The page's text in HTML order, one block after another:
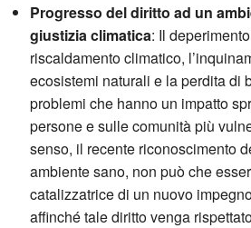
Progresso del diritto ad un
giustizia climatica: Il
riscaldamento climatico,
ecosistemi naturali e la perdita di
problemi che hanno un impatto
persone e sulle comunità più
senso, il recente riconoscimento
ambiente sano, non può che
catalizzatrice di un nuovo
affinché tale diritto venga